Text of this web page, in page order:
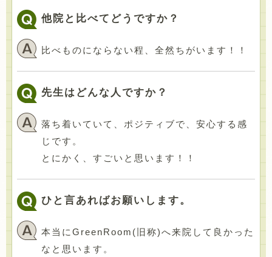
他院と比べてどうですか？
比べものにならない程、全然ちがいます！！
先生はどんな人ですか？
落ち着いていて、ポジティブで、安心する感
じです。
とにかく、すごいと思います！！
ひと言あればお願いします。
本当にGreenRoom(旧称)へ来院して良かった
なと思います。